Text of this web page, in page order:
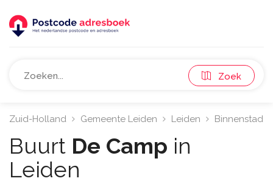
Zoek
Zuid-Holland Gemeente Leiden Leiden Binnenstad-
Buurt De Camp in
Leiden